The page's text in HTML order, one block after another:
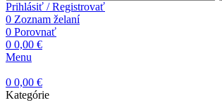
Prihlásiť / Registrovať
0 Zoznam želaní
0 Porovnať
0 0,00 €
Menu
0 0,00 €
Kategórie